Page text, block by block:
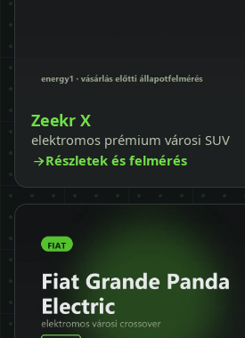
Zeekr X
elektromos prémium városi SUV
Részletek és felmérés